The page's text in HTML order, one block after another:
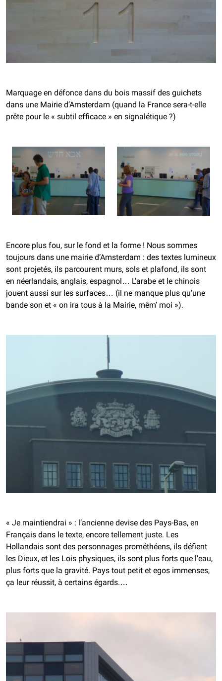
Marquage en défonce dans du bois massif des guichets
dans une Mairie d’Amsterdam (quand la France sera-t-elle
prête pour le « subtil efficace » en signalétique ?)
Encore plus fou, sur le fond et la forme ! Nous sommes
toujours dans une mairie d’Amsterdam : des textes lumineux
sont projetés, ils parcourent murs, sols et plafond, ils sont
en néerlandais, anglais, espagnol… L’arabe et le chinois
jouent aussi sur les surfaces… (il ne manque plus qu’une
bande son et « on ira tous à la Mairie, mêm’ moi »).
« Je maintiendrai » : l’ancienne devise des Pays-Bas, en
Français dans le texte, encore tellement juste. Les
Hollandais sont des personnages prométhéens, ils défient
les Dieux, et les Lois physiques, ils sont plus forts que l’eau,
plus forts que la gravité. Pays tout petit et egos immenses,
ça leur réussit, à certains égards.…